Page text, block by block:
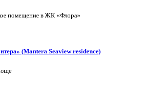
помещение в ЖК «Флора»
(Mantera Seaview rеsidence)